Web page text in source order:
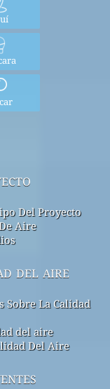
Del Proyecto
Aire
del aire
Sobre La Calidad
del aire
Del Aire